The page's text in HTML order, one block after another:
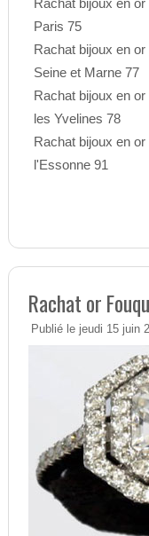
Rachat bijoux en or
Paris 75
Rachat bijoux en or
Seine et Marne 77
Rachat bijoux en or
les Yvelines 78
Rachat bijoux en or
l'Essonne 91
Rachat or
Publié le jeudi 15 juin